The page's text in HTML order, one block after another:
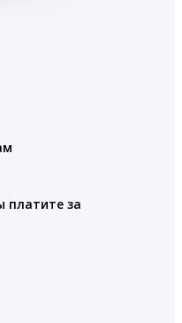
платите за